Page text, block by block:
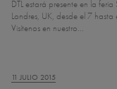
DTL estará presente en la
Londres, UK, desde el 7
Visítenos en nuestro...
11 JULIO 2015